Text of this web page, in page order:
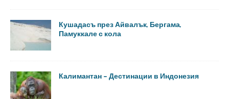
Кушадасъ през Айвалък, Бергама,
Памуккале с кола
Калимантан – Дестинации в Индонезия